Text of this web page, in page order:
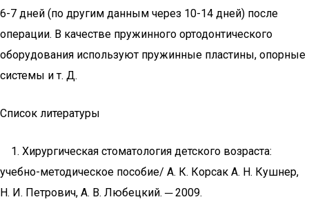
6-7 дней (по другим данным через 10-14 дней) после
операции. В качестве пружинного ортодонтического
оборудования используют пружинные пластины, опорные
системы и т. Д.
Список литературы
1. Хирургическая стоматология детского возраста:
учебно-методическое пособие/ А. К. Корсак А. Н. Кушнер,
Н. И. Петрович, А. В. Любецкий. ─ 2009.